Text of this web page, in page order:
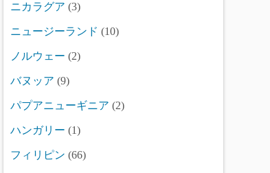
ニカラグア (3)
ニュージーランド (10)
ノルウェー (2)
バヌッア (9)
パプアニューギニア (2)
ハンガリー (1)
フィリピン (66)